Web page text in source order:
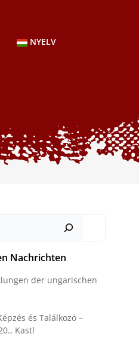
NYELV
Nachrichten
der ungarischen
és Találkozó –
Kastl